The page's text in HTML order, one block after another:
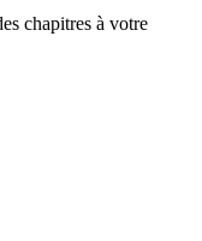
chapitres à votre